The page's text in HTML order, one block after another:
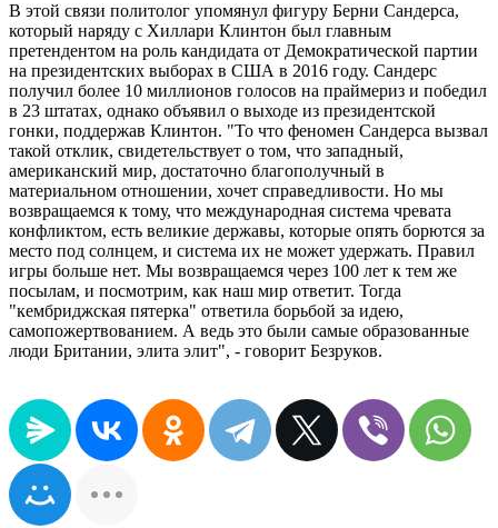
В этой связи политолог упомянул фигуру Берни Сандерса,
который наряду с Хиллари Клинтон был главным
претендентом на роль кандидата от Демократической партии
на президентских выборах в США в 2016 году. Сандерс
получил более 10 миллионов голосов на праймериз и победил
в 23 штатах, однако объявил о выходе из президентской
гонки, поддержав Клинтон. "То что феномен Сандерса вызвал
такой отклик, свидетельствует о том, что западный,
американский мир, достаточно благополучный в
материальном отношении, хочет справедливости. Но мы
возвращаемся к тому, что международная система чревата
конфликтом, есть великие державы, которые опять борются за
место под солнцем, и система их не может удержать. Правил
игры больше нет. Мы возвращаемся через 100 лет к тем же
посылам, и посмотрим, как наш мир ответит. Тогда
"кембриджская пятерка" ответила борьбой за идею,
самопожертвованием. А ведь это были самые образованные
люди Британии, элита элит", - говорит Безруков.